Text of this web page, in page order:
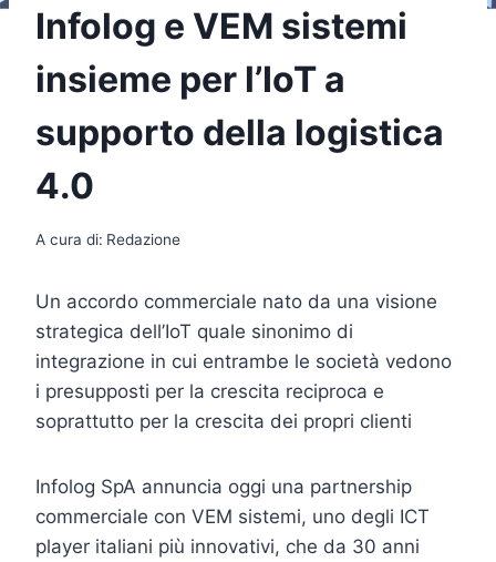
Infolog e VEM sistemi
insieme per l’IoT a
supporto della logistica
4.0
A cura di: Redazione
Un accordo commerciale nato da una visione
strategica dell’IoT quale sinonimo di
integrazione in cui entrambe le società vedono
i presupposti per la crescita reciproca e
soprattutto per la crescita dei propri clienti
Infolog SpA annuncia oggi una partnership
commerciale con VEM sistemi, uno degli ICT
player italiani più innovativi, che da 30 anni